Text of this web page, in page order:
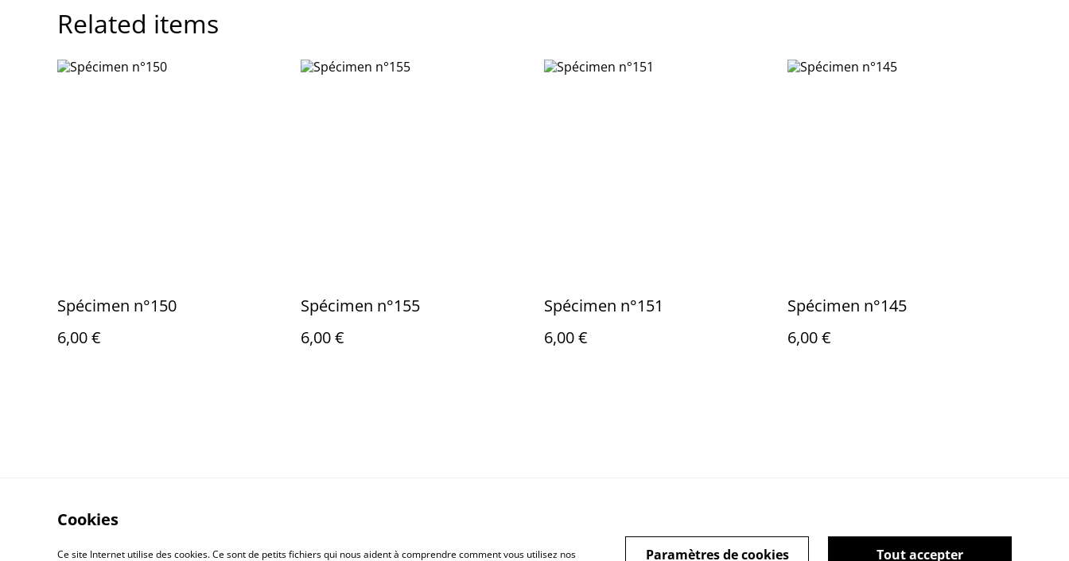
Related items
Spécimen n°150
6,00 €
Spécimen n°155
6,00 €
Spécimen n°151
6,00 €
Spécimen n°145
6,00 €
confidentialité
Cookies
Cookies
Ce site Internet utilise des cookies. Ce sont de petits fichiers qui nous aident à comprendre comment vous utilisez nos
Tout accepter
Paramètres de cookies